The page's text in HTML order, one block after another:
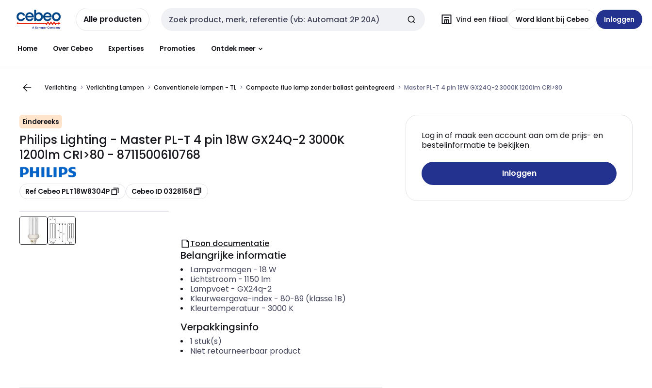
naar
navigatie
naar
inhoud
Alle producten Zoekveld invoer Vind een filiaal Word klant bij Cebeo Inloggen
Home Over Cebeo Expertises Promoties Ontdek meer
Verlichting Verlichting Lampen Conventionele lampen - TL Compacte fluo lamp zonder ballast geïntegreerd Master PL-T 4 pin 18W GX24Q-2 3000K 1200lm CRI>80
Eindereeks
Philips Lighting - Master PL-T 4 pin 18W GX24Q-2 3000K
1200lm CRI>80 - 8711500610768
Kopiëren
Ref Cebeo PLT18W8304P Kopiëren
Cebeo ID 0328158
Log in of maak een account aan om de prijs- en
bestelinformatie te bekijken
Inloggen
Toon documentatie
Belangrijke informatie
Lampvermogen- 18 W
Lichtstroom- 1150 lm
Lampvoet - GX24q-2
Kleurweergave-index- 80-89 (klasse 1B)
Kleurtemperatuur- 3000 K
Verpakkingsinfo
1 stuk(s)
Niet retourneerbaar product